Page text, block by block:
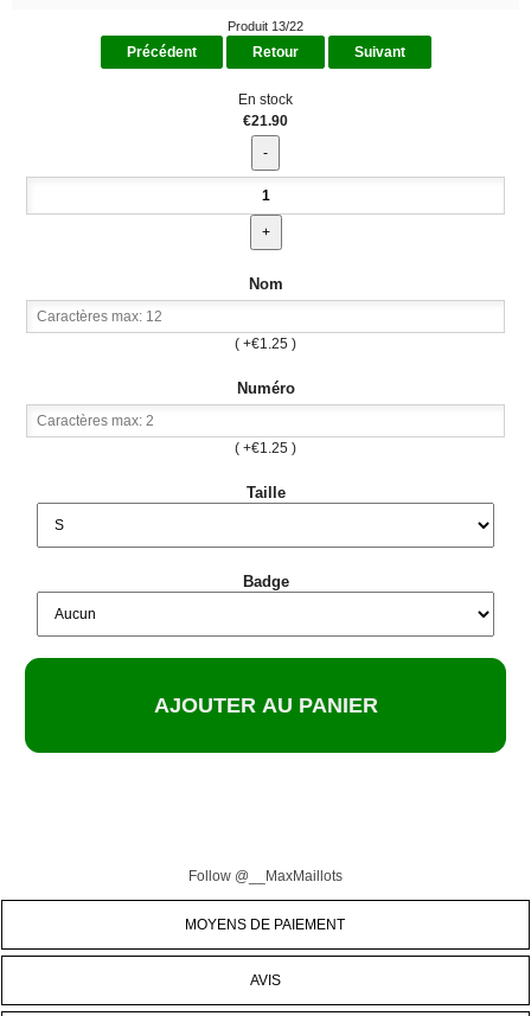
Produit 13/22
Précédent Retour Suivant
En stock
€21.90
Nom
( +€1.25 )
Numéro
( +€1.25 )
Taille
Badge
Follow @__MaxMaillots
MOYENS DE PAIEMENT
AVIS